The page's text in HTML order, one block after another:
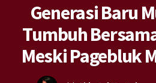
Generasi Baru
Tumbuh
Meski Pagebluk